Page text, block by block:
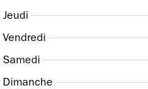
Jeudi
Vendredi
Samedi
Dimanche